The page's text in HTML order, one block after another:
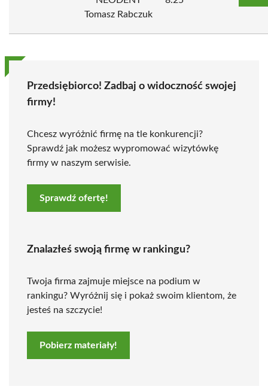
Tomasz Rabczuk
Przedsiębiorco! Zadbaj o widoczność swojej
firmy!
Chcesz wyróżnić firmę na tle konkurencji?
Sprawdź jak możesz wypromować wizytówkę
firmy w naszym serwisie.
Sprawdź ofertę!
Znalazłeś swoją firmę w rankingu?
Twoja firma zajmuje miejsce na podium w
rankingu? Wyróżnij się i pokaż swoim klientom, że
jesteś na szczycie!
Pobierz materiały!